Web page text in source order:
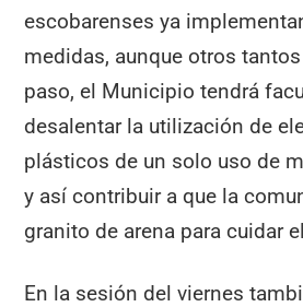
escobarenses ya
medidas, aunque otros
paso, el Municipio tendrá
desalentar la utilización de
plásticos de un solo uso de
y así contribuir a que la
granito de arena para cuidar
En la sesión del viernes